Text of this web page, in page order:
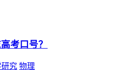
考口号？
究 物理